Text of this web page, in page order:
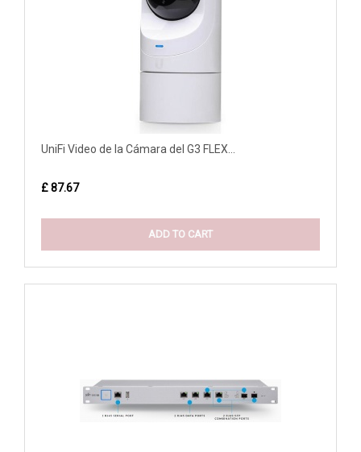
UniFi Video de la Cámara del G3 FLEX...
£ 87.67
ADD TO CART